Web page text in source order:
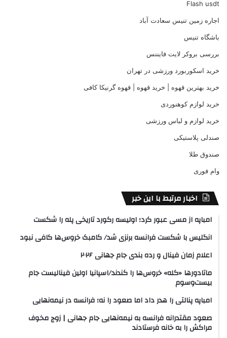
Flash usdt
اجاره زمین تنیس سعادت آباد
باشگاه تنیس
بررسی بروکر لایت فایننس
خرید اسکوربورد ورزشی در تهران
خرید بهترین قهوه | خرید قهوه | قهوه گرنیکا کافی
خرید لوازم کوهنوردی
خرید لوازم و لباس ورزشی
صندلی پلاستیکی
صندوق طلا
وام فوری
اخبار مرتبط با این خبر
امباپه از مسی عبور کرد؛ اولیسه رکورد تاریخی پله را شکست
انگلیس با شکست فرانسه برنزی شد/ کامبک خروس‌ها کافی نبود
اعلام زمان فینال و رده بندی جام جهانی ۲۰۲۶
ماتادورها «کله» خروس‌ها را کندند/اسپانیا اولین فینالیست جام
بیست‌وسوم
امباپه پنالتی را هدر داد اما صعود را نه؛ فرانسه در نیمه‌نهایی
صعود مقتدرانه فرانسه به نیمه‌نهایی جام جهانی | زوج مخوف
مراکش را به خانه فرستادند